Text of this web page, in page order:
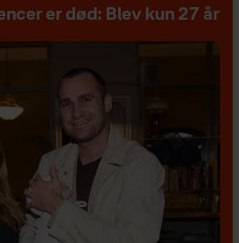
er død: Blev kun 27 år